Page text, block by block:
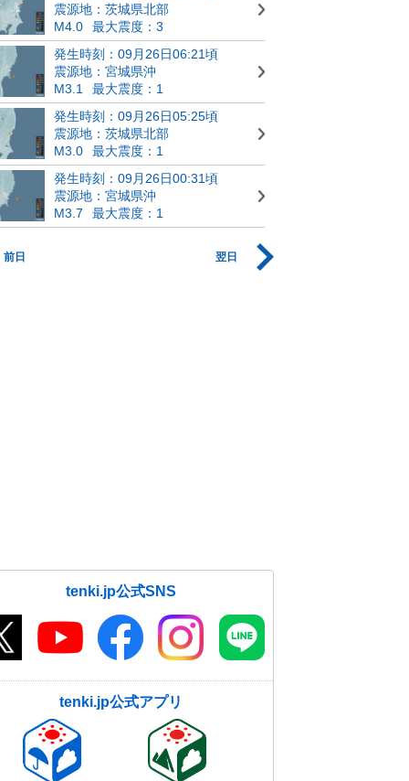
震源地：茨城県北部
M4.0
最大震度：3
発生時刻：09月26日06:21頃
震源地：宮城県沖
M3.1
最大震度：1
発生時刻：09月26日05:25頃
震源地：茨城県北部
M3.0
最大震度：1
発生時刻：09月26日00:31頃
震源地：宮城県沖
M3.7
最大震度：1
前日 翌日
tenki.jp公式SNS
tenki.jp公式アプリ